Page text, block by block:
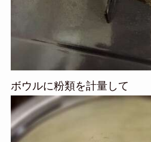
ボウルに粉類を計量して